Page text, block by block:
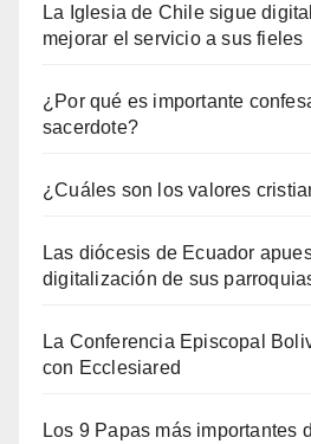
La Iglesia de Chile sigue
mejorar el servicio a sus fieles
¿Por qué es importante
sacerdote?
¿Cuáles son los valores
Las diócesis de Ecuador
digitalización de sus
La Conferencia Episcopal
con Ecclesiared
Los 9 Papas más importantes